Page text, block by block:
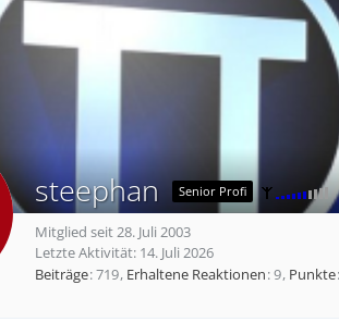
steephan Senior Profi
Mitglied seit 28. Juli 2003
Letzte Aktivität: 14. Juli 2026
Beiträge 719 Erhaltene Reaktionen 9 Punkte